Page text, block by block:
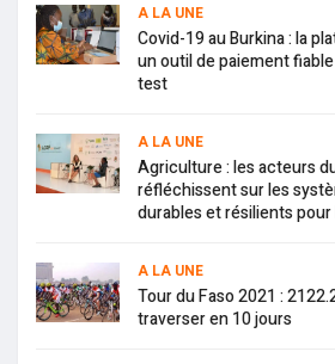
A LA UNE
Covid-19 au Burkina : la
un outil de paiement
test
A LA UNE
Agriculture : les acteurs
réfléchissent sur les
durables et résilients pour
A LA UNE
Tour du Faso 2021 :
traverser en 10 jours